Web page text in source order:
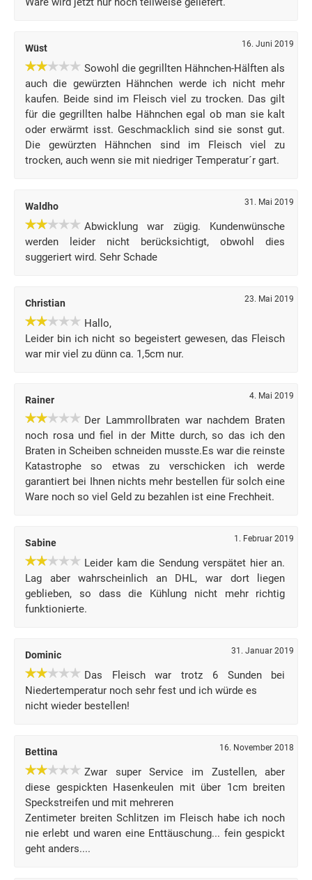
Wüst 16. Juni 2019
Sowohl die gegrillten Hähnchen-Hälften als
auch die gewürzten Hähnchen werde ich nicht mehr
kaufen. Beide sind im Fleisch viel zu trocken. Das gilt
für die gegrillten halbe Hähnchen egal ob man sie kalt
oder erwärmt isst. Geschmacklich sind sie sonst gut.
Die gewürzten Hähnchen sind im Fleisch viel zu
trocken, auch wenn sie mit niedriger Temperatur´r gart.
Waldho 31. Mai 2019
Abwicklung war zügig. Kundenwünsche
werden leider nicht berücksichtigt, obwohl dies
suggeriert wird. Sehr Schade
Christian 23. Mai 2019
Hallo,
Leider bin ich nicht so begeistert gewesen, das Fleisch
war mir viel zu dünn ca. 1,5cm nur.
Rainer 4. Mai 2019
Der Lammrollbraten war nachdem Braten
noch rosa und fiel in der Mitte durch, so das ich den
Braten in Scheiben schneiden musste.Es war die reinste
Katastrophe so etwas zu verschicken ich werde
garantiert bei Ihnen nichts mehr bestellen für solch eine
Ware noch so viel Geld zu bezahlen ist eine Frechheit.
Sabine 1. Februar 2019
Leider kam die Sendung verspätet hier an.
Lag aber wahrscheinlich an DHL, war dort liegen
geblieben, so dass die Kühlung nicht mehr richtig
funktionierte.
Dominic 31. Januar 2019
Das Fleisch war trotz 6 Sunden bei
Niedertemperatur noch sehr fest und ich würde es
nicht wieder bestellen!
Bettina 16. November 2018
Zwar super Service im Zustellen, aber
diese gespickten Hasenkeulen mit über 1cm breiten
Speckstreifen und mit mehreren
Zentimeter breiten Schlitzen im Fleisch habe ich noch
nie erlebt und waren eine Enttäuschung... fein gespickt
geht anders....